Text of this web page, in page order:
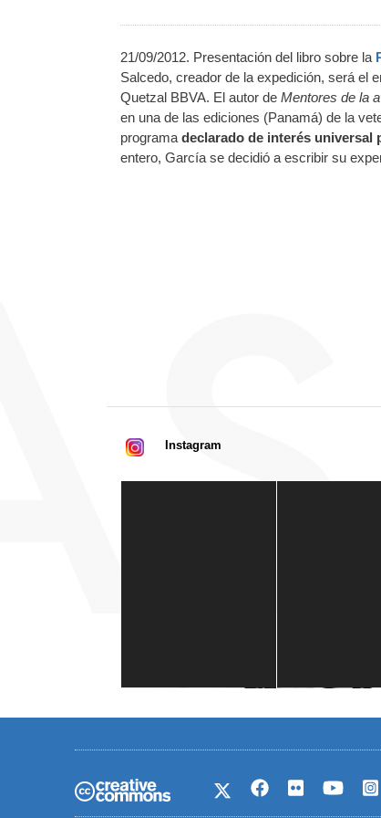
21/09/2012. Presentación del libro sobre la
Salcedo, creador de la expedición, será el
Quetzal BBVA. El autor de Mentores de la
en una de las ediciones (Panamá) de la
programa declarado de interés universal
entero, García se decidió a escribir su
Instagram